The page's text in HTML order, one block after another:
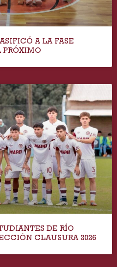
A LA FASE
PRÓXIMO
DE RÍO
CLAUSURA 2026